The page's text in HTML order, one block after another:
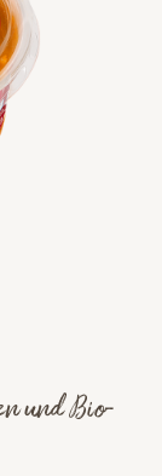
und Bio-